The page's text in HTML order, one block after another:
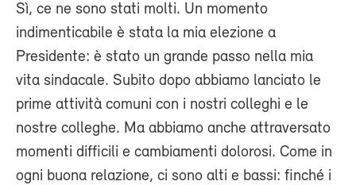
Sì, ce ne sono stati molti. Un momento
indimenticabile è stata la mia elezione a
Presidente: è stato un grande passo nella mia
vita sindacale. Subito dopo abbiamo lanciato le
prime attività comuni con i nostri colleghi e le
nostre colleghe. Ma abbiamo anche attraversato
momenti difficili e cambiamenti dolorosi. Come in
ogni buona relazione, ci sono alti e bassi: finché i